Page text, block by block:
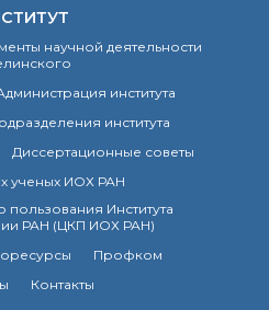
научной деятельности
института
института
Диссертационные советы
ученых ИОХ РАН
пользования Института
РАН (ЦКП ИОХ РАН)
Профком
Контакты